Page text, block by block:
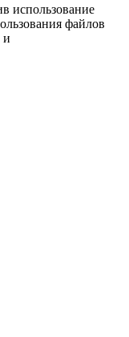
использование
файлов
и